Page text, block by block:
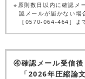
※原則数日以内に確認メ
認メールが届かない場
［0570-064-464］ま
④確認メール受信後
「2026年圧縮論